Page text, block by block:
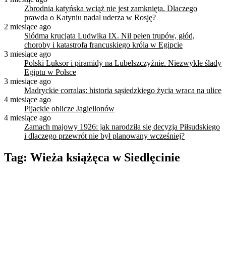
Zbrodnia katyńska wciąż nie jest zamknięta. Dlaczego
prawda o Katyniu nadal uderza w Rosję?
2 miesiące ago
Siódma krucjata Ludwika IX. Nil pełen trupów, głód,
choroby i katastrofa francuskiego króla w Egipcie
3 miesiące ago
Polski Luksor i piramidy na Lubelszczyźnie. Niezwykłe ślady
Egiptu w Polsce
3 miesiące ago
Madryckie corralas: historia sąsiedzkiego życia wraca na ulice
4 miesiące ago
Pijackie oblicze Jagiellonów
4 miesiące ago
Zamach majowy 1926: jak narodziła się decyzja Piłsudskiego
i dlaczego przewrót nie był planowany wcześniej?
Tag: Wieża książęca w Siedlęcinie